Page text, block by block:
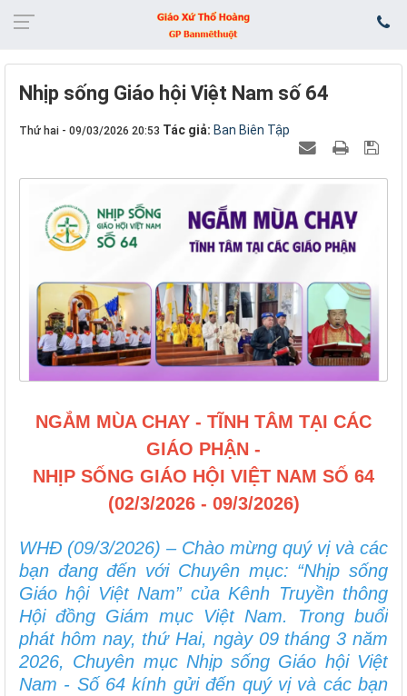
Nhịp sống Giáo hội Việt Nam số 64
Thứ hai - 09/03/2026 20:53 Tác giả: Ban Biên Tập
NGẮM MÙA CHAY - TĨNH TÂM TẠI CÁC
GIÁO PHẬN -
NHỊP SỐNG GIÁO HỘI VIỆT NAM SỐ 64
(02/3/2026 - 09/3/2026)
WHĐ (09/3/2026) – Chào mừng quý vị và các
bạn đang đến với Chuyên mục: “Nhịp sống
Giáo hội Việt Nam” của Kênh Truyền thông
Hội đồng Giám mục Việt Nam. Trong buổi
phát hôm nay, thứ Hai, ngày 09 tháng 3 năm
2026, Chuyên mục Nhịp sống Giáo hội Việt
Nam - Số 64 kính gửi đến quý vị và các bạn